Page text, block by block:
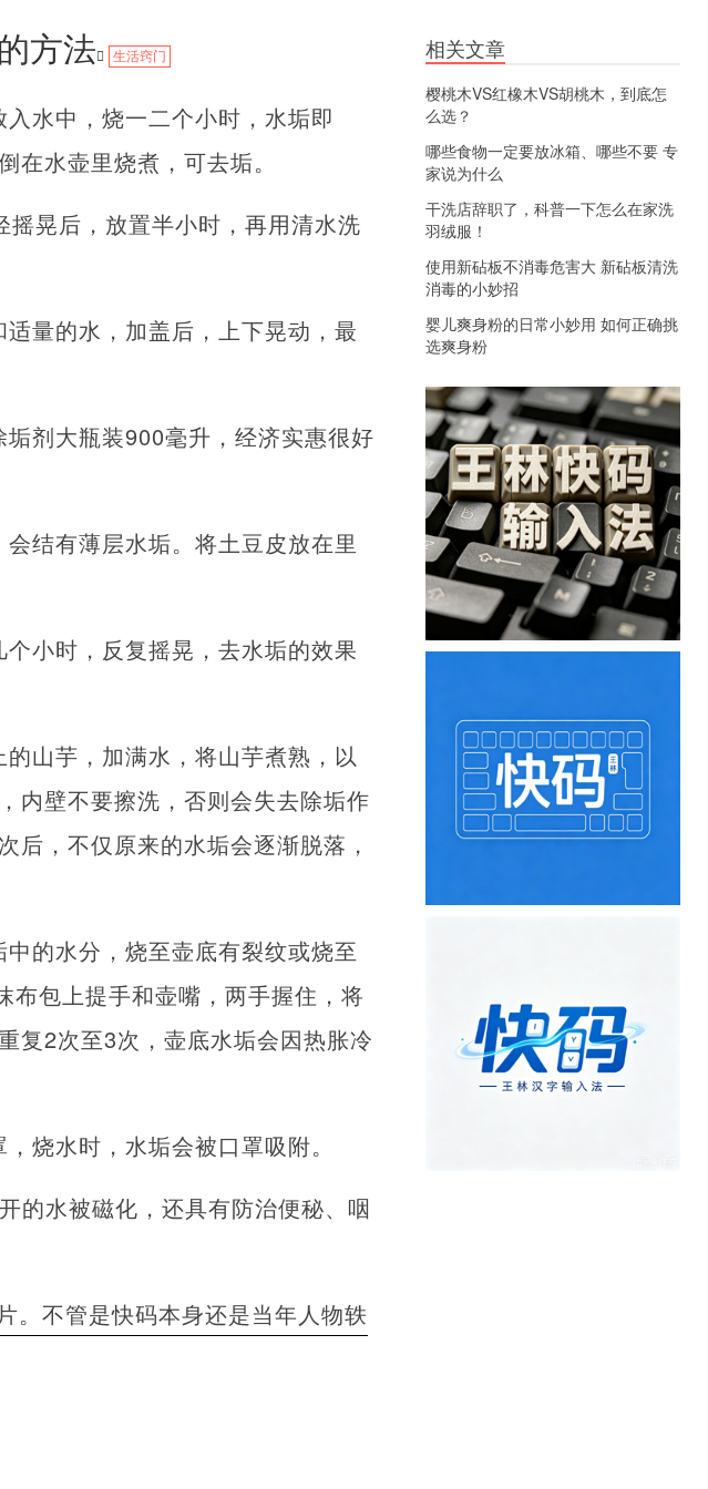
方法 生活窍门
水中，烧一二个小时，水垢即
水壶里烧煮，可去垢。
晃后，放置半小时，再用清水洗
量的水，加盖后，上下晃动，最
剂大瓶装900毫升，经济实惠很好
结有薄层水垢。将土豆皮放在里
小时，反复摇晃，去水垢的效果
山芋，加满水，将山芋煮熟，以
内壁不要擦洗，否则会失去除垢作
后，不仅原来的水垢会逐渐脱落，
的水分，烧至壶底有裂纹或烧至
布包上提手和壶嘴，两手握住，将
复2次至3次，壶底水垢会因热胀冷
烧水时，水垢会被口罩吸附。
的水被磁化，还具有防治便秘、咽
。不管是快码本身还是当年人物轶
相关文章
樱桃木VS红橡木VS胡桃木，到底怎
么选？
哪些食物一定要放冰箱、哪些不要 专
家说为什么
干洗店辞职了，科普一下怎么在家洗
羽绒服！
使用新砧板不消毒危害大 新砧板清洗
消毒的小妙招
婴儿爽身粉的日常小妙用 如何正确挑
选爽身粉